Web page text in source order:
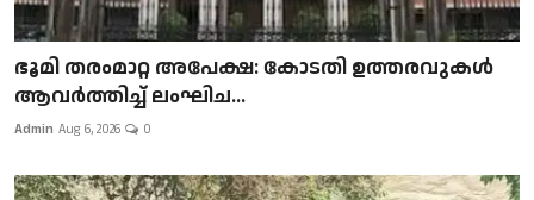
ഭൂമി തരംമാറ്റ അപേക്ഷ: കോടതി ഉത്തരവുകൾ
ആവർത്തിച്ച് ലംഘിച...
Admin Aug 6, 2026 0